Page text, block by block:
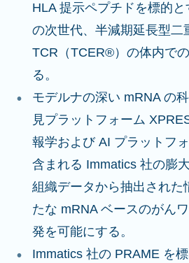
HLA 提示ペプチドを標的
の次世代、半減期延長型二
TCR（TCER®）の体内で
る。
モデルナの深い mRNA の
見プラットフォーム
報学および AI プラットフ
含まれる Immatics 社の膨
組織データから抽出された
たな mRNA ベースのがん
発を可能にする。
Immatics 社の PRAME を